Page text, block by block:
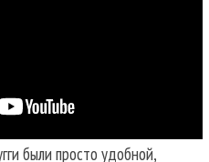
были просто удобной,